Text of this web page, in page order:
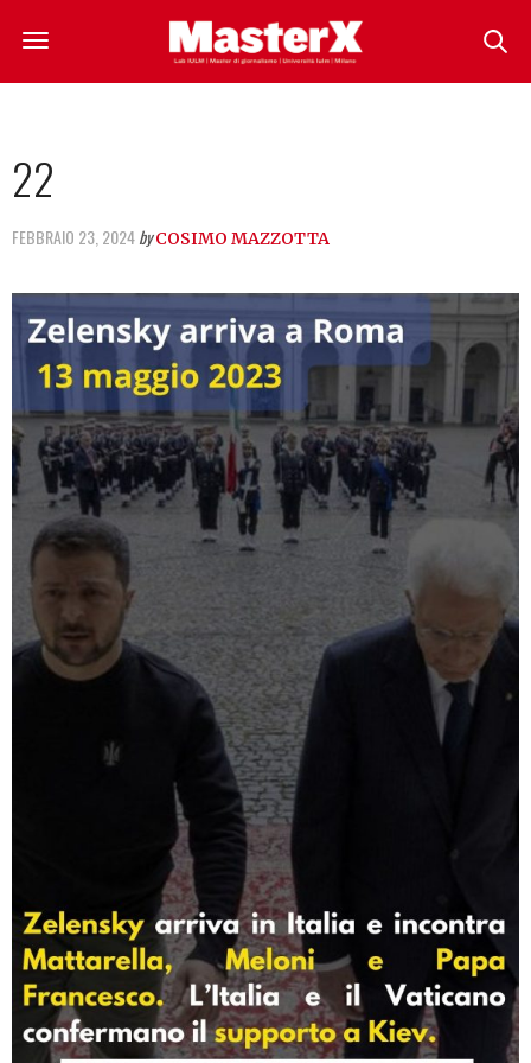
22
FEBBRAIO 23, 2024by COSIMO MAZZOTTA